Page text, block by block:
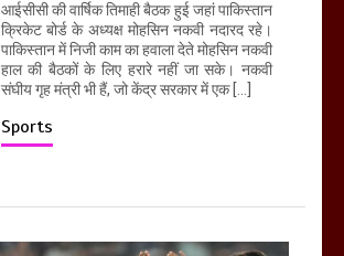
आईसीसी की वार्षिक तिमाही बैठक हुई जहां पाकिस्तान
क्रिकेट बोर्ड के अध्यक्ष मोहसिन नकवी नदारद रहे।
पाकिस्तान में निजी काम का हवाला देते मोहसिन नकवी
हाल की बैठकों के लिए हरारे नहीं जा सके। नकवी
संघीय गृह मंत्री भी हैं, जो केंद्र सरकार में एक […]
Sports